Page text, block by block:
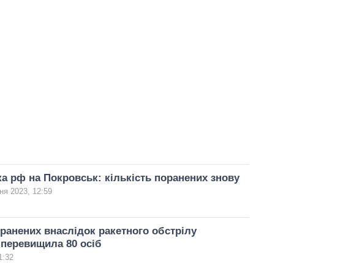
рф на Покровськ: кількість поранених знову
2023, 12:59
внаслідок ракетного обстрілу
80 осіб